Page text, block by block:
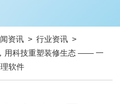
资讯 > 行业资讯 >
用科技重塑装修生态 —— 一
软件